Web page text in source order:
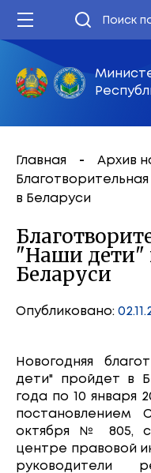
Главная
Архив
в Беларуси
"Наши дети"
Беларуси
Опубликовано:
Новогодняя
дети" пройдет в
года по 10 января
постановлением
октября № 805,
центре правовой
руководители